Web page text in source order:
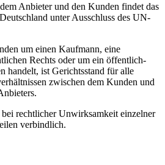
Anbieter und den Kunden findet das
unter Ausschluss des UN-
um einen Kaufmann, eine
Rechts oder um ein öffentlich-
handelt, ist Gerichtsstand für alle
zwischen dem Kunden und
rechtlicher Unwirksamkeit einzelner
verbindlich.